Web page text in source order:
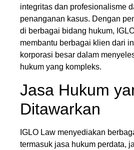
integritas dan profesionalisme
penanganan kasus. Dengan
di berbagai bidang hukum,
membantu berbagai klien dari
korporasi besar dalam
hukum yang kompleks.
Jasa Hukum
Ditawarkan
IGLO Law menyediakan
termasuk jasa hukum perdata,